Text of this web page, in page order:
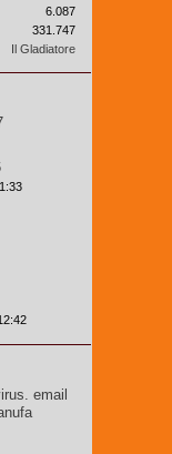
6.087
331.747
Il Gladiatore
email